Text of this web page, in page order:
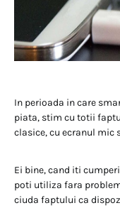
In perioada in care
piata, stim cu totii
clasice, cu ecranul mic
Ei bine, cand iti
poti utiliza fara
ciuda faptului ca